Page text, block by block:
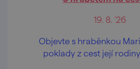
19. 8. '26
Objevte s hraběnkou
poklady z cest její